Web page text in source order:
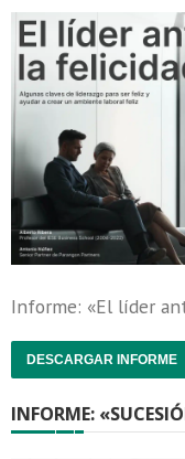
Informe: «El líder
DESCARGAR INFORME
INFORME: